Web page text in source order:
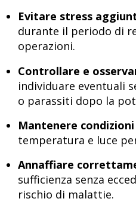
Evitare stress
durante il periodo di
operazioni.
Controllare e
individuare eventuali
o parassiti dopo la
Mantenere
temperatura e luce
Annaffiare
sufficienza senza
rischio di malattie.